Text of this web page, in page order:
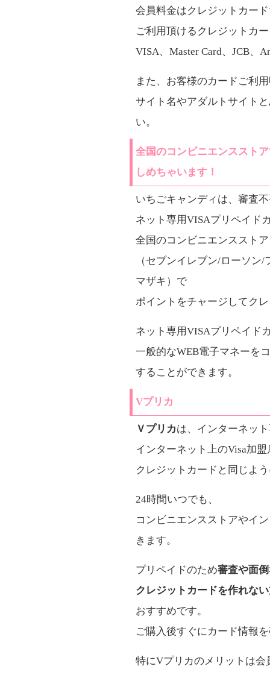
会員料金はクレジットカー
ご利用頂けるクレジットカ
VISA、Master Card、JCB、
また、お客様のカードご利
サイト名やアダルトサイト
い。
全国のコンビニエンススト
しめちゃいます！
いちごキャンディは、審査
ネット専用VISAプリペイド
全国のコンビニエンスストア
（セブンイレブン/ローソン
マザキ）で
ポイントをチャージしてク
ネット専用VISAプリペイド
一般的なWEB電子マネーを
することができます。
Vプリカ
Ｖプリカは、インターネッ
インターネット上のVisa加
クレジットカードと同じよ
24時間いつでも、
コンビニエンスストアやイ
きます。
プリペイドのため審査や面
クレジットカードを作れな
おすすめです。
ご購入後すぐにカード情報
特にVプリカのメリットは会